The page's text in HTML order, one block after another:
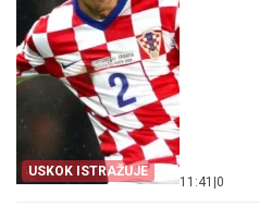
USKOK ISTRAŽUJE
11:41 0